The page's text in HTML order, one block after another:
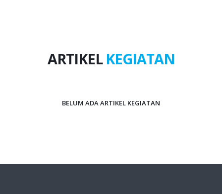
ARTIKEL KEGIATAN
BELUM ADA ARTIKEL KEGIATAN